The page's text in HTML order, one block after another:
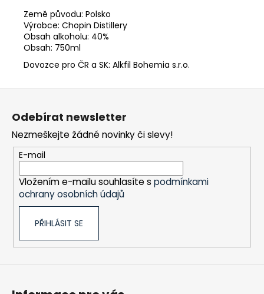
Země původu: Polsko
Výrobce: Chopin Distillery
Obsah alkoholu: 40%
Obsah: 750ml
Dovozce pro ČR a SK: Alkfil Bohemia s.r.o.
Z
Odebírat newsletter
Nezmeškejte žádné novinky či slevy!
E-mail
Vložením e-mailu souhlasíte s podmínkami
ochrany osobních údajů
PŘIHLÁSIT SE